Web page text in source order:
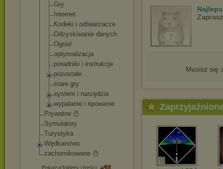
Gry
Internet
Kodeki i odtwarzacze
Odzyskiwanie danych
Ogród
optymalizacja
poradniki i instrukcje
pozostałe
stare gry
system i narzędzia
wypalanie i ripowanie
Prywatne
Symulatory
Turystyka
Wędkarstwo
zachomikowane
Pokazuj foldery i treści
Musisz się